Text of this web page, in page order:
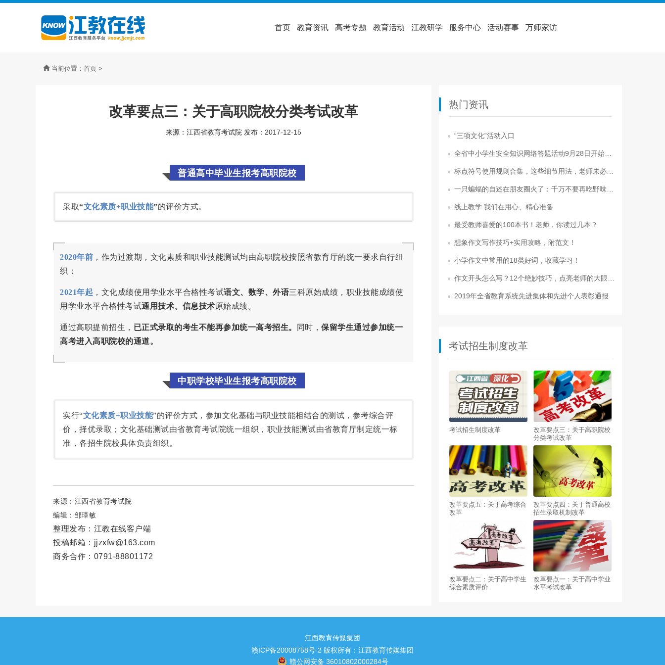
首页 教育资讯 高考专题 教育活动 江教研学 服务中心 活动赛事 万师家访
当前位置： 首页 >
改革要点三：关于高职院校分类考试改革
来源：江西省教育考试院 发布：2017-12-15
普通高中毕业生报考高职院校
采取“文化素质+职业技能”的评价方式。
2020年前 ，作为过渡期，文化素质和职业技能测试均由高职院校按照省教育厅的统一要求自行组
织；
2021年起 ，文化成绩使用学业水平合格性考试语文、数学、外语三科原始成绩，职业技能成绩使
用学业水平合格性考试通用技术、信息技术原始成绩。
通过高职提前招生， 已正式录取的考生不能再参加统一高考招生。 同时，保留学生通过参加统一
高考进入高职院校的通道。
中职学校毕业生报考高职院校
实行“文化素质+职业技能”的评价方式，参加文化基础与职业技能相结合的测试，参考综合评
价，择优录取；文化基础测试由省教育考试院统一组织，职业技能测试由省教育厅制定统一标
准，各招生院校具体负责组织。
来源：江西省教育考试院
编辑：邹璋敏
整理发布：江教在线客户端
投稿邮箱：jjzxfw@163.com
商务合作：0791-88801172
热门资讯
“三项文化”活动入口
全省中小学生安全知识网络答题活动9月28日开始，你准备好了吗？
标点符号使用规则合集，这些细节用法，老师未必教过你
一只蝙蝠的自述在朋友圈火了：千万不要再吃野味了！
线上教学 我们在用心、精心准备
最受教师喜爱的100本书！老师，你读过几本？
想象作文写作技巧+实用攻略，附范文！
小学作文中常用的18类好词，收藏学习！
作文开头怎么写？12个绝妙技巧，点亮老师的大眼睛！
2019年全省教育系统先进集体和先进个人表彰通报
考试招生制度改革
考试招生制度改革
改革要点三：关于高职院校
分类考试改革
改革要点五：关于高考综合
改革
改革要点四：关于普通高校
招生录取机制改革
改革要点二：关于高中学生
综合素质评价
改革要点一：关于高中学业
水平考试改革
江西教育传媒集团
赣ICP备20008758号-2 版权所有：江西教育传媒集团
赣公网安备 36010802000284号